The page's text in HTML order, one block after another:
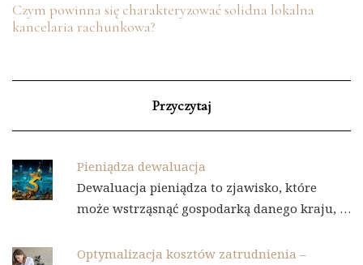
Czym powinna się charakteryzować solidna lokalna
kancelaria rachunkowa?
Przyczytaj
Pieniądza dewaluacja
Dewaluacja pieniądza to zjawisko, które
może wstrząsnąć gospodarką danego kraju, …
Optymalizacja kosztów zatrudnienia –